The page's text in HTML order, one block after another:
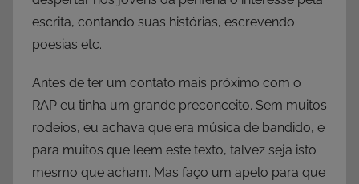
escrita, contando suas histórias, escrevendo
poesias etc.
Antes de ter um contato mais próximo com o
RAP eu tinha um grande preconceito. Sem muitos
rodeios, eu achava que era música de bandido, e
para muitos que leem este texto, talvez seja isto
mesmo que acham. Mas faço um apelo para que